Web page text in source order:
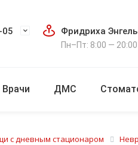
05 Фридриха
Пн–Пт: 8:00 —
Врачи ДМС
с дневным стационаром